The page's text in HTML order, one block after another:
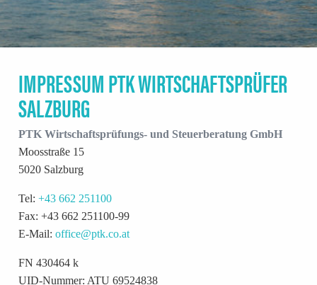
IMPRESSUM PTK WIRTSCHAFTSPRÜFER
SALZBURG
PTK Wirtschaftsprüfungs- und Steuerberatung GmbH
Moosstraße 15
5020 Salzburg
Tel: +43 662 251100
Fax: +43 662 251100-99
E-Mail: office@ptk.co.at
FN 430464 k
UID-Nummer: ATU 69524838